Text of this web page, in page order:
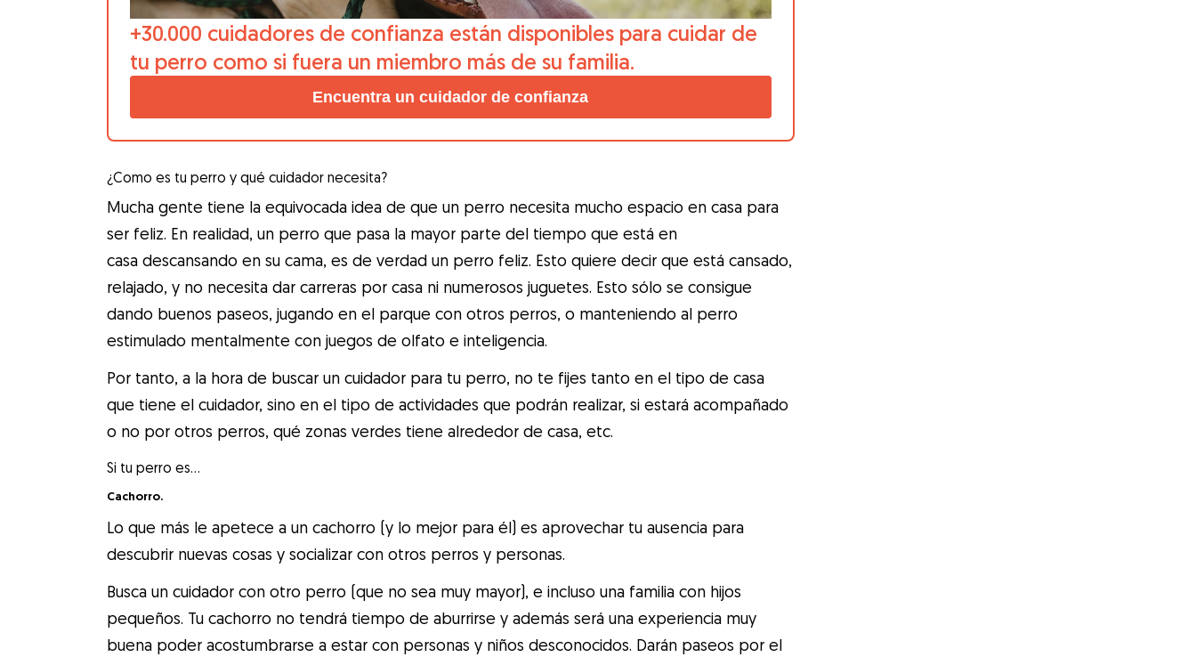
+30.000 cuidadores de confianza están disponibles para cuidar de
tu perro como si fuera un miembro más de su familia.
Encuentra un cuidador de confianza
¿Como es tu perro y qué cuidador necesita?
Mucha gente tiene la equivocada idea de que un perro necesita mucho espacio en casa para
ser feliz. En realidad, un perro que pasa la mayor parte del tiempo que está en
casa descansando en su cama, es de verdad un perro feliz. Esto quiere decir que está cansado,
relajado, y no necesita dar carreras por casa ni numerosos juguetes. Esto sólo se consigue
dando buenos paseos, jugando en el parque con otros perros, o manteniendo al perro
estimulado mentalmente con juegos de olfato e inteligencia.
Por tanto, a la hora de buscar un cuidador para tu perro, no te fijes tanto en el tipo de casa
que tiene el cuidador, sino en el tipo de actividades que podrán realizar, si estará acompañado
o no por otros perros, qué zonas verdes tiene alrededor de casa, etc.
Si tu perro es…
Cachorro.
Lo que más le apetece a un cachorro (y lo mejor para él) es aprovechar tu ausencia para
descubrir nuevas cosas y socializar con otros perros y personas.
Busca un cuidador con otro perro (que no sea muy mayor), e incluso una familia con hijos
pequeños. Tu cachorro no tendrá tiempo de aburrirse y además será una experiencia muy
buena poder acostumbrarse a estar con personas y niños desconocidos. Darán paseos por el